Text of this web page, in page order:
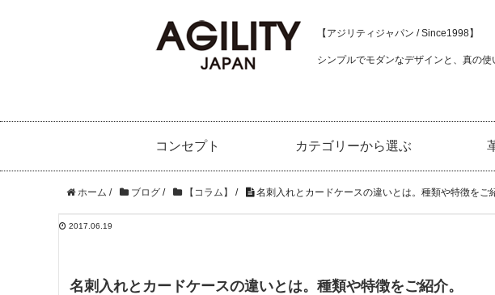
【アジリティジャパン / Since1998】
シンプルでモダンなデザインと、真の使
コンセプト カテゴリーから選ぶ
ホーム / ブログ / 【コラム】 / 名刺入れとカードケースの違いとは。種類や特徴をご
2017.06.19
名刺入れとカードケースの違いとは。種類や特徴をご紹介。